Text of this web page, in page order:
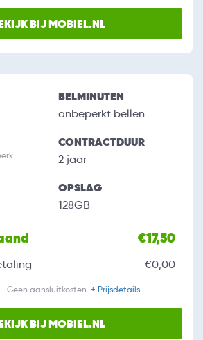
BIJ MOBIEL.NL
BELMINUTEN
onbeperkt bellen
CONTRACTDUUR
2 jaar
OPSLAG
128GB
€17,50
€0,00
Geen aansluitkosten. + Prijsdetails
BIJ MOBIEL.NL